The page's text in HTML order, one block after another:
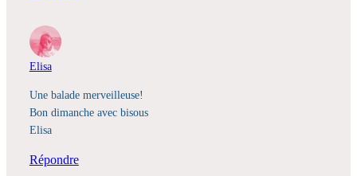
Elisa
Une balade merveilleuse!
Bon dimanche avec bisous
Elisa
Répondre